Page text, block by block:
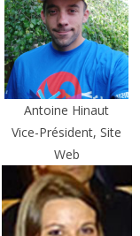
Antoine Hinaut
Vice-Président, Site
Web